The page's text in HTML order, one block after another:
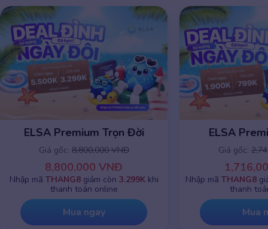
ELSA Premium 1 năm
Giá gốc: 2,745,000 VNĐ
1,716,000 VNĐ
Nhập mãTHANG8giảm chỉ còn799K khi
thanh toán online
Mua ngay
ELSA
Giá gốc:
Nhập mãTHANG8
thanh
Mua